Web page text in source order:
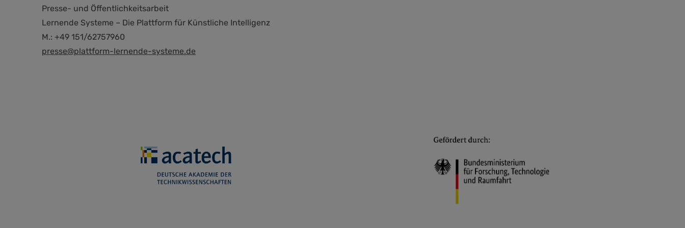
Presse- und Öffentlichkeitsarbeit
Lernende Systeme – Die Plattform für Künstliche Intelligenz
M.: +49 151/62757960
presse@plattform-lernende-systeme.de